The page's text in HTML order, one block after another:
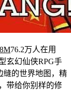
76.2万人在用
玄幻仙侠RPG手
缝的世界地图，精
带给你别样的修